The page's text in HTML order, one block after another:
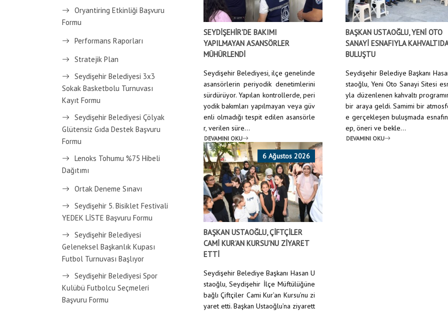
Oryantiring Etkinliği Başvuru
Formu
Performans Raporları
Stratejik Plan
Seydişehir Belediyesi 3x3
Sokak Basketbolu Turnuvası
Kayıt Formu
Seydişehir Belediyesi Çölyak
Glütensiz Gıda Destek Başvuru
Formu
Lenoks Tohumu %75 Hibeli
Dağıtımı
Ortak Deneme Sınavı
Seydişehir 5. Bisiklet Festivali
YEDEK LİSTE Başvuru Formu
Seydişehir Belediyesi
Geleneksel Başkanlık Kupası
Futbol Turnuvası Başlıyor
Seydişehir Belediyesi Spor
Kulübü Futbolcu Seçmeleri
Başvuru Formu
SEYDİŞEHİR'DE BAKIMI
YAPILMAYAN ASANSÖRLER
MÜHÜRLENDİ
Seydişehir Belediyesi, ilçe genelinde
asansörlerin periyodik denetimlerini
sürdürüyor. Yapılan kontrollerde, peri
yodik bakımları yapılmayan veya güv
enli olmadığı tespit edilen asansörle
r, verilen süre...
DEVAMINI OKU
BAŞKAN USTAOĞLU, YENİ OTO
SANAYİ ESNAFIYLA
BULUŞTU
Seydişehir Belediye Başkanı
staoğlu, Yeni Oto Sanayi Sitesi
yla düzenlenen kahvaltı
bir araya geldi. Samimi bir
e gerçekleşen buluşmada
ep, öneri ve bekle...
DEVAMINI OKU
6 Ağustos 2026
BAŞKAN USTAOĞLU, ÇİFTÇİLER
CAMİ KUR’AN KURSU’NU ZİYARET
ETTİ
Seydişehir Belediye Başkanı Hasan U
staoğlu, Seydişehir İlçe Müftülüğüne
bağlı Çiftçiler Cami Kur’an Kursu’nu zi
yaret etti. Başkan Ustaoğlu’na ziyarett